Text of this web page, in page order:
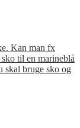
Kan man fx
til en marineblå
skal bruge sko og